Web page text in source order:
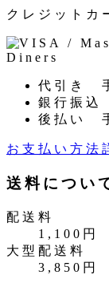
クレジットカ
代引き
銀行振
後払い
お支払い方法
送料につい
配送料
1,100円
大型配送料
3,850円